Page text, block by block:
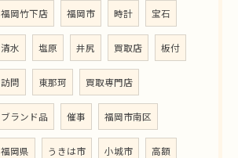
福岡竹下店 福岡市 時計 宝石
清水 塩原 井尻 買取店 板付
訪問 東那珂 買取専門店
ブランド品 催事 福岡市南区
福岡県 うきは市 小城市 高額